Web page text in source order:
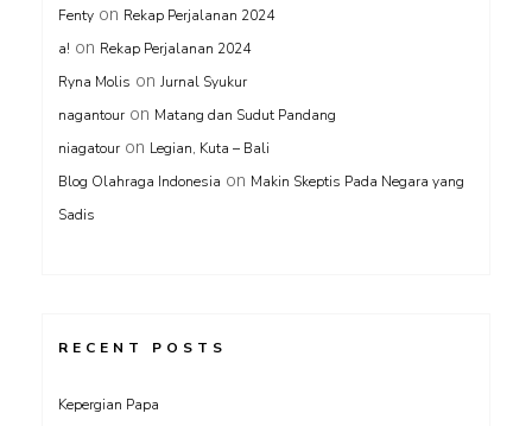
Fenty on Rekap Perjalanan 2024
a! on Rekap Perjalanan 2024
Ryna Molis on Jurnal Syukur
nagantour on Matang dan Sudut Pandang
niagatour on Legian, Kuta – Bali
Blog Olahraga Indonesia on Makin Skeptis Pada Negara yang
Sadis
RECENT POSTS
Kepergian Papa